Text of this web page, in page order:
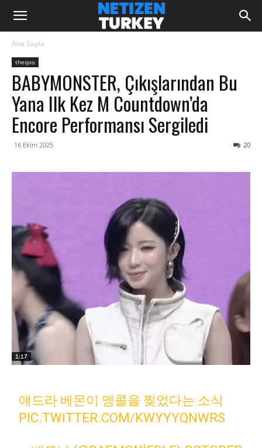
Ana Sayfa
theqoo
BABYMONSTER, Çıkışlarından Bu
Yana Ilk Kez M Countdown’da
Encore Performansı Sergiledi
16 Ekim 2025 20
얘드라 베몬이 앵콜을 찢었다는 소식
PIC.TWITTER.COM/KWYYYQNWRS